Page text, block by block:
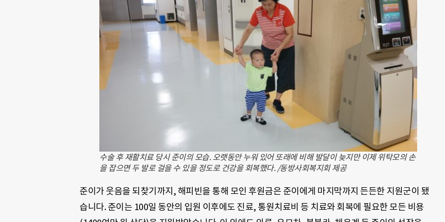
수술 후 재활치료 당시 준이의 모습. 오랫동안 누워 있어 또래에 비해 발달이 늦지만 이제 위탁모의 손
을 잡으면 두 발로 걸을 수 있을 정도로 건강을 회복했다. /동방사회복지회 제공
준이가 웃음을 되찾기까지, 해피빈을 통해 모인 후원금은 준이에게 마지막까지 든든한 지원군이 됐
습니다. 준이는 100일 동안의 입원 이후에도 진료, 통원치료비 등 치료와 회복에 필요한 모든 비용